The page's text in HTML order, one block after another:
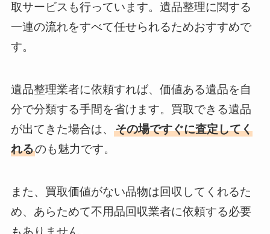
取サービスも行っています。遺品整理に関する
一連の流れをすべて任せられるためおすすめで
す。
遺品整理業者に依頼すれば、価値ある遺品を自
分で分類する手間を省けます。買取できる遺品
が出てきた場合は、 その場ですぐに査定してく
れるのも魅力です。
また、買取価値がない品物は回収してくれるた
め、あらためて不用品回収業者に依頼する必要
もありません。